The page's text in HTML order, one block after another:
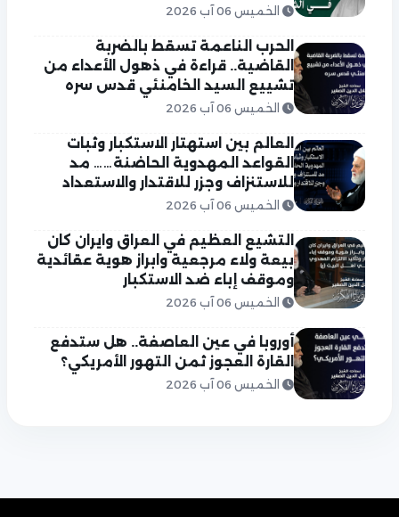
الخميس 06 آب 2026
الحرب الناعمة تسقط بالضربة
القاضية.. قراءة في ذهول الأعداء من
تشييع السيد الخامنئي قدس سره
الخميس 06 آب 2026
العالم بين استهتار الاستكبار وثبات
القواعد المهدوية الحاضنة…… مد
للاستنزاف وجزر للاقتدار والاستعداد
الخميس 06 آب 2026
التشيع العظيم في العراق وايران كان
بيعة ولاء مرجعية وابراز هوية عقائدية
وموقف إباء ضد الاستكبار
الخميس 06 آب 2026
أوروبا في عين العاصفة.. هل ستدفع
القارة العجوز ثمن التهور الأمريكي؟
الخميس 06 آب 2026